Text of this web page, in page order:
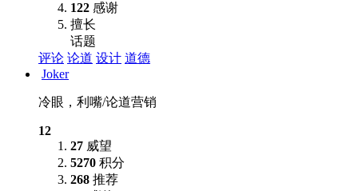
122 感谢
擅长
话题
评论 论道 设计 道德
Joker
冷眼，利嘴/论道营销
12
27 威望
5270 积分
268 推荐